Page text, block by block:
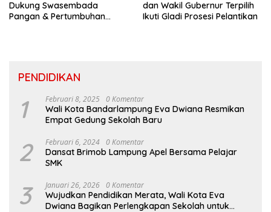
Dukung Swasembada
Pangan & Pertumbuhan
dan Wakil Gubernur Terpilih
Ikuti Gladi Prosesi Pelantikan
PENDIDIKAN
1 Februari 8, 2025 0 Komentar
Wali Kota Bandarlampung Eva Dwiana Resmikan
Empat Gedung Sekolah Baru
2 Februari 6, 2024 0 Komentar
Dansat Brimob Lampung Apel Bersama Pelajar
SMK
3 Januari 26, 2026 0 Komentar
Wujudkan Pendidikan Merata, Wali Kota Eva
Dwiana Bagikan Perlengkapan Sekolah untuk